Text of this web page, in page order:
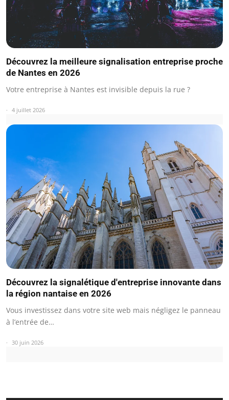
Découvrez la meilleure signalisation entreprise proche
de Nantes en 2026
Votre entreprise à Nantes est invisible depuis la rue ?
4 juillet 2026
Découvrez la signalétique d'entreprise innovante dans
la région nantaise en 2026
Vous investissez dans votre site web mais négligez le panneau
à l’entrée de…
30 juin 2026